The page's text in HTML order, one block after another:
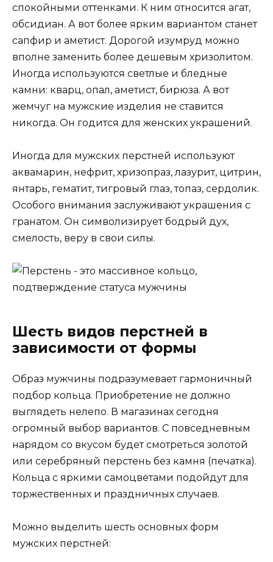
спокойными оттенками. К ним относится агат,
обсидиан. А вот более ярким вариантом станет
сапфир и аметист. Дорогой изумруд можно
вполне заменить более дешевым хризолитом.
Иногда используются светлые и бледные
камни: кварц, опал, аметист, бирюза. А вот
жемчуг на мужские изделия не ставится
никогда. Он годится для женских украшений.
Иногда для мужских перстней используют
аквамарин, нефрит, хризопраз, лазурит, цитрин,
янтарь, гематит, тигровый глаз, топаз, сердолик.
Особого внимания заслуживают украшения с
гранатом. Он символизирует бодрый дух,
смелость, веру в свои силы.
Шесть видов перстней в
зависимости от формы
Образ мужчины подразумевает гармоничный
подбор кольца. Приобретение не должно
выглядеть нелепо. В магазинах сегодня
огромный выбор вариантов. С повседневным
нарядом со вкусом будет смотреться золотой
или серебряный перстень без камня (печатка).
Кольца с яркими самоцветами подойдут для
торжественных и праздничных случаев.
Можно выделить шесть основных форм
мужских перстней: